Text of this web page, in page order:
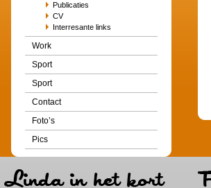
Publicaties
CV
Interresante links
Work
Sport
Sport
Contact
Foto’s
Pics